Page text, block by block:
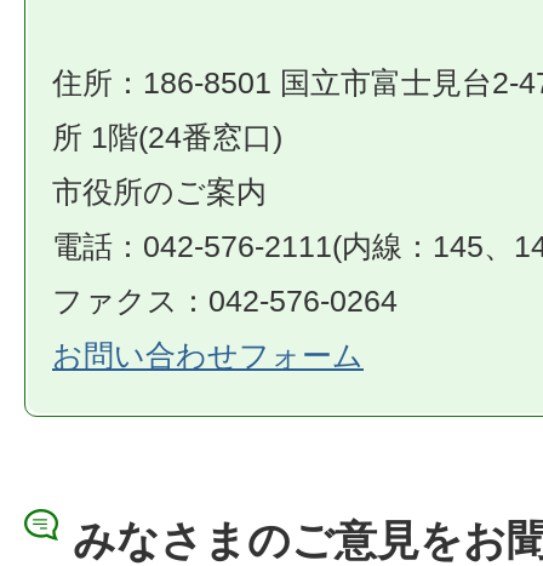
住所：186-8501 国立市富士見台2-
所 1階(24番窓口)
市役所のご案内
電話：042-576-2111(内線：145、
ファクス：042-576-0264
お問い合わせフォーム
みなさまのご意見をお